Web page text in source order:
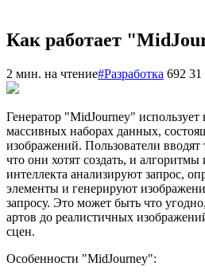
Как работает
2 мин. на чтение#Разработка 692 31
Генератор "MidJourney"
массивных наборах данных,
изображений. Пользователи вводят
что они хотят создать, и алгоритмы
интеллекта анализируют запрос,
элементы и генерируют
запросу. Это может быть что
артов до реалистичных
сцен.
Особенности "MidJourney":